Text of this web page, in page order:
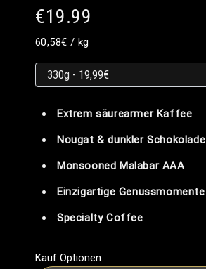
€19.99
Grundpreis
Grundpreis
60,58€ / pro
kg
Extrem säurearmer Kaffee
Nougat & dunkler Schokolade
Monsooned Malabar AAA
Einzigartige Genussmomente
Specialty Coffee
Kauf Optionen